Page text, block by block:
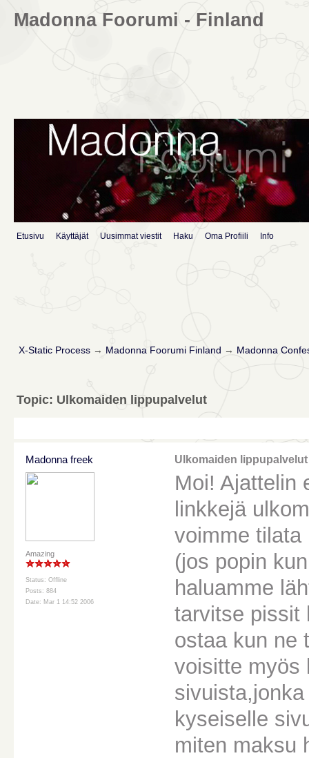
Madonna Foorumi - Finland
Etusivu Käyttäjät Uusimmat viestit Haku Oma Profiili Info
X-Static Process→ Madonna Foorumi Finland → Madonna
Topic: Ulkomaiden lippupalvelut
Madonna freek
Amazing
Status: Offline
Posts: 884
Date: Mar 1 14:52 2006
Ulkomaiden lippupalvelut
Moi! Ajattelin
linkkejä
voimme tilata
(jos popin
haluamme
tarvitse pissit
ostaa kun ne
voisitte myös
kyseiselle
miten maksu